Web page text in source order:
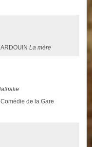
La mère
de la Gare